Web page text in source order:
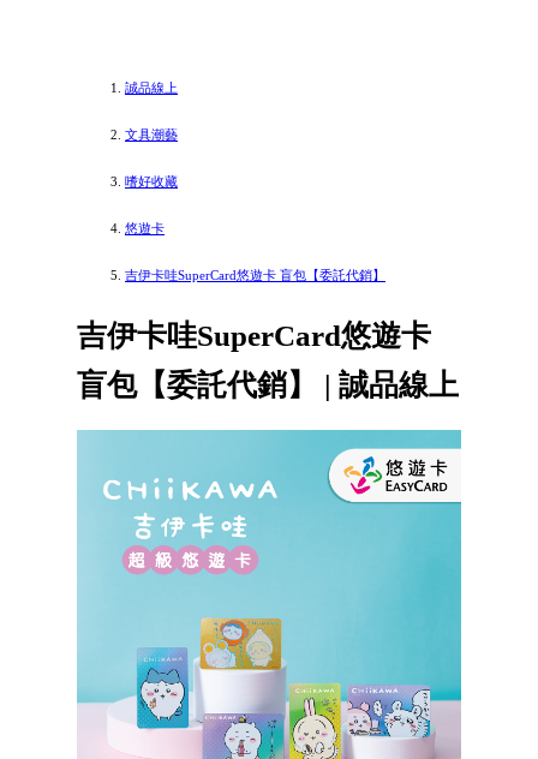
誠品線上
文具潮藝
嗜好收藏
悠遊卡
吉伊卡哇SuperCard悠遊卡 盲包【委託代銷】
吉伊卡哇SuperCard悠遊卡
盲包【委託代銷】 | 誠品線上